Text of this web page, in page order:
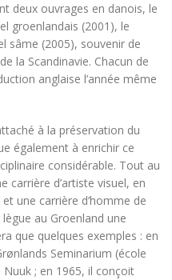
deux ouvrages en danois, le
groenlandais (2001), le
sâme (2005), souvenir de
la Scandinavie. Chacun de
anglaise l’année même
à la préservation du
également à enrichir ce
considérable. Tout au
carrière d’artiste visuel, en
une carrière d’homme de
au Groenland une
que quelques exemples : en
Seminarium (école
; en 1965, il conçoit